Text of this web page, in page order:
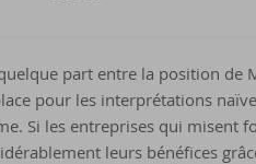
part entre la position de
pour les interprétations
Si les entreprises qui misent
leurs bénéfices